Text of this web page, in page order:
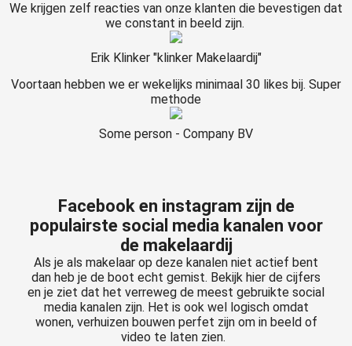
We krijgen zelf reacties van onze klanten die bevestigen dat
we constant in beeld zijn.
Erik Klinker "klinker Makelaardij"
Voortaan hebben we er wekelijks minimaal 30 likes bij. Super
methode
Some person - Company BV
Facebook en instagram zijn de
populairste social media kanalen voor
de makelaardij
Als je als makelaar op deze kanalen niet actief bent
dan heb je de boot echt gemist. Bekijk hier de cijfers
en je ziet dat het verreweg de meest gebruikte social
media kanalen zijn. Het is ook wel logisch omdat
wonen, verhuizen bouwen perfet zijn om in beeld of
video te laten zien.